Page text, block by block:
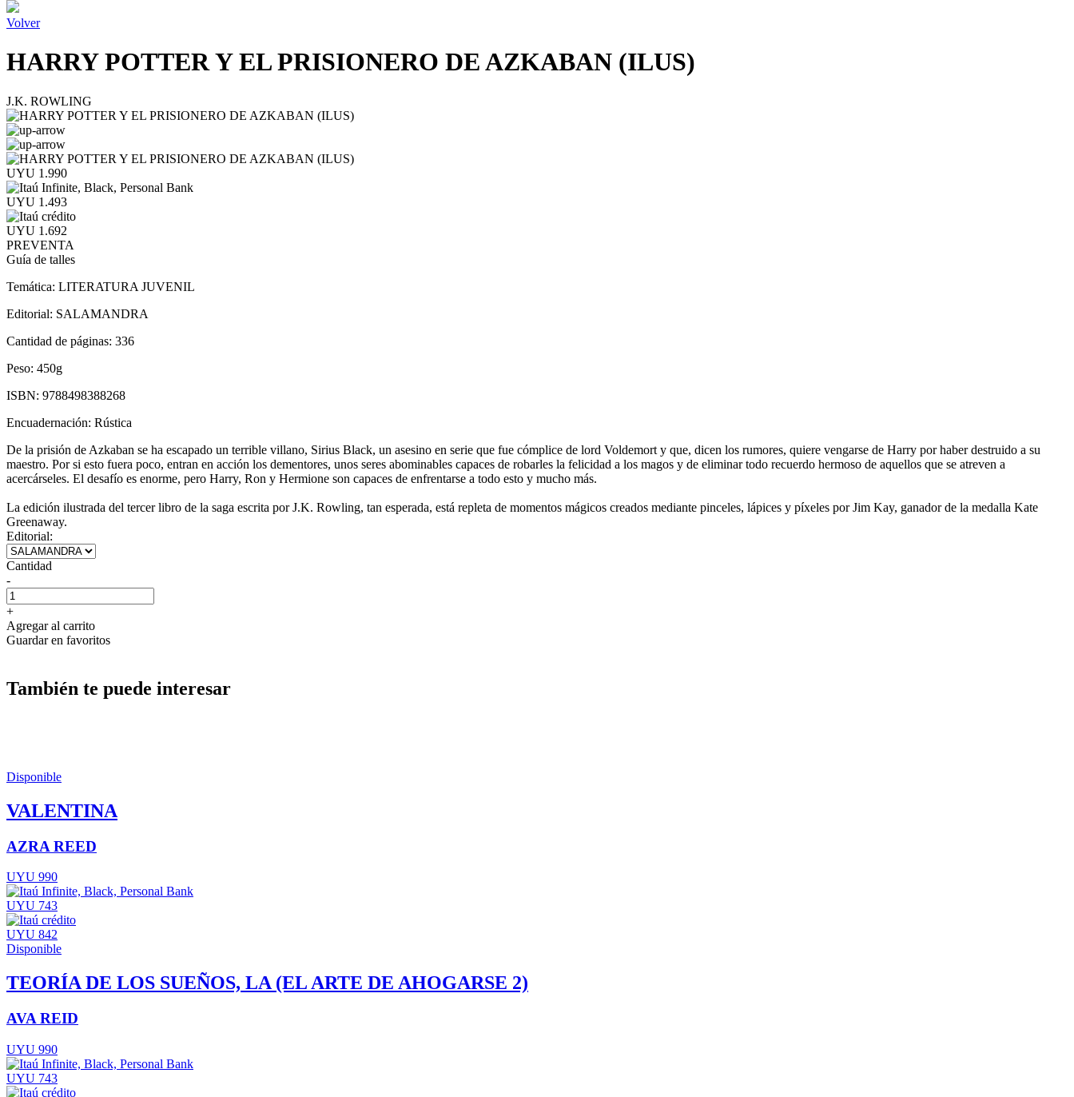
Volver
HARRY POTTER Y EL PRISIONERO DE AZKABAN (ILUS)
J.K. ROWLING
UYU 1.990
UYU 1.493
UYU 1.692
PREVENTA
Guía de talles
Temática: LITERATURA JUVENIL
Editorial: SALAMANDRA
Cantidad de páginas: 336
Peso: 450g
ISBN: 9788498388268
Encuadernación: Rústica
De la prisión de Azkaban se ha escapado un terrible villano, Sirius Black, un asesino en serie que fue cómplice de lord Voldemort y que, dicen los rumores, quiere vengarse de Harry por haber destruido a su
maestro. Por si esto fuera poco, entran en acción los dementores, unos seres abominables capaces de robarles la felicidad a los magos y de eliminar todo recuerdo hermoso de aquellos que se atreven a
acercárseles. El desafío es enorme, pero Harry, Ron y Hermione son capaces de enfrentarse a todo esto y mucho más.
La edición ilustrada del tercer libro de la saga escrita por J.K. Rowling, tan esperada, está repleta de momentos mágicos creados mediante pinceles, lápices y píxeles por Jim Kay, ganador de la medalla Kate
Greenaway.
Editorial:
Cantidad
-
+
Agregar al carrito
Guardar en favoritos
También te puede interesar
Disponible
VALENTINA
AZRA REED
UYU 990
UYU 743
UYU 842
Disponible
TEORÍA DE LOS SUEÑOS, LA (EL ARTE DE AHOGARSE 2)
AVA REID
UYU 990
UYU 743